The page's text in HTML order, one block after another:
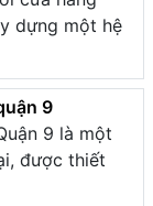
dựng một hệ
9
9 là một
được thiết